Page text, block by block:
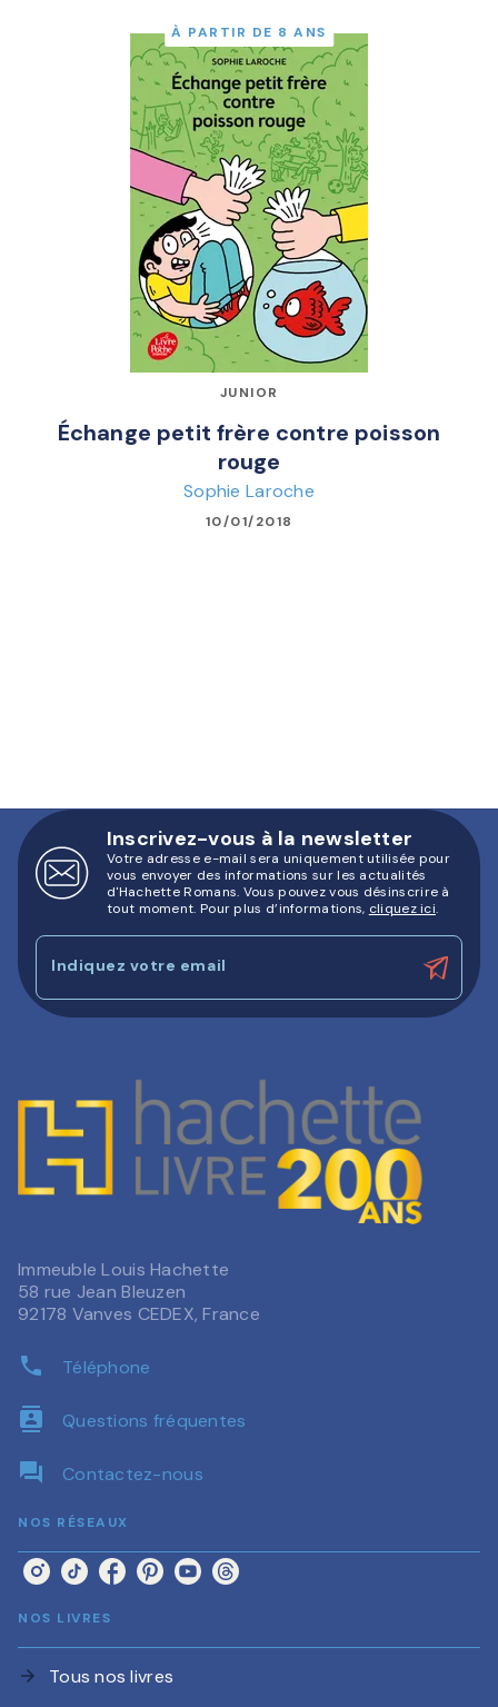
À PARTIR DE 8 ANS
JUNIOR
Échange petit frère contre poisson
rouge
Sophie Laroche
10/01/2018
Inscrivez-vous à la newsletter
Votre adresse e-mail sera uniquement utilisée pour
vous envoyer des informations sur les actualités
d'Hachette Romans. Vous pouvez vous désinscrire à
tout moment. Pour plus d’informations, cliquez ici.
Indiquez votre email
Immeuble Louis Hachette
58 rue Jean Bleuzen
92178 Vanves CEDEX, France
phone Téléphone
contacts Questions fréquentes
question_answer Contactez-nous
NOS RÉSEAUX
NOS LIVRES
arrow_forward Tous nos livres